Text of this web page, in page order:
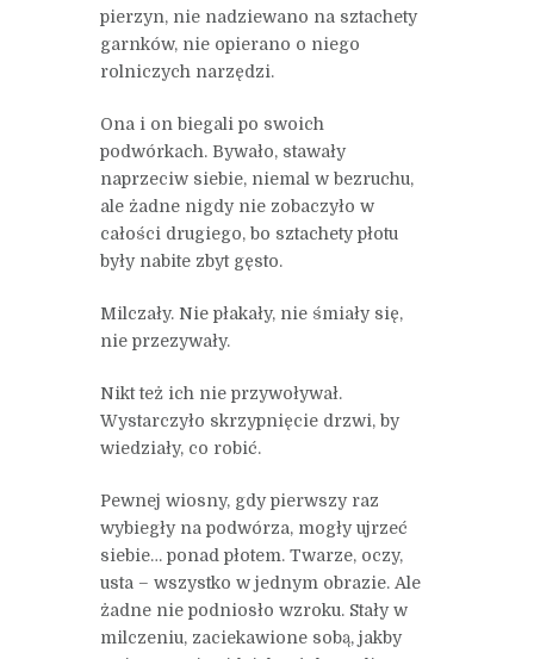
pierzyn, nie nadziewano na sztachety
garnków, nie opierano o niego
rolniczych narzędzi.
Ona i on biegali po swoich
podwórkach. Bywało, stawały
naprzeciw siebie, niemal w bezruchu,
ale żadne nigdy nie zobaczyło w
całości drugiego, bo sztachety płotu
były nabite zbyt gęsto.
Milczały. Nie płakały, nie śmiały się,
nie przezywały.
Nikt też ich nie przywoływał.
Wystarczyło skrzypnięcie drzwi, by
wiedziały, co robić.
Pewnej wiosny, gdy pierwszy raz
wybiegły na podwórza, mogły ujrzeć
siebie… ponad płotem. Twarze, oczy,
usta – wszystko w jednym obrazie. Ale
żadne nie podniosło wzroku. Stały w
milczeniu, zaciekawione sobą, jakby